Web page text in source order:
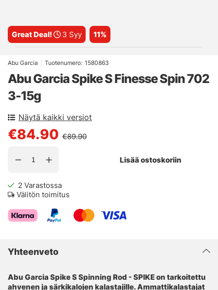
Great Deal! 3 Syy 11%
Abu Garcia Tuotenumero: 1580863
Abu Garcia Spike S Finesse Spin 702
3-15g
Näytä kaikki versiot
€89.90
€84.90
Lisää ostoskoriin
2 Varastossa
Välitön toimitus
Yhteenveto
Abu Garcia Spike S Spinning Rod - SPIKE on tarkoitettu
ahvenen ja särkikalojen kalastajille. Ammattikalastajat